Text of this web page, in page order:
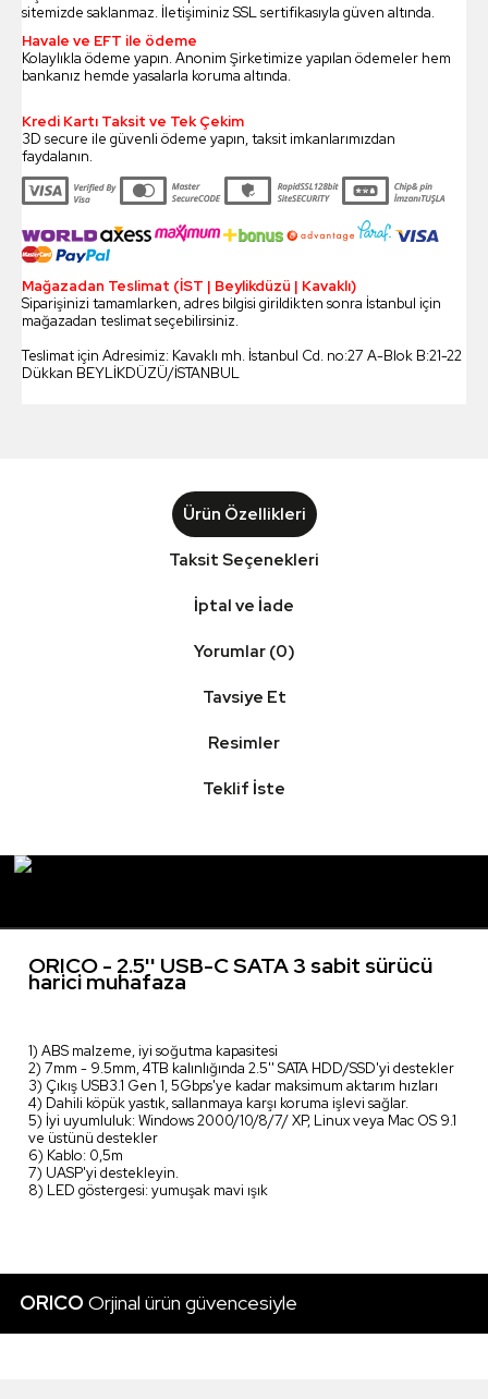
sitemizde saklanmaz. İletişiminiz SSL sertifikasıyla güven altında.
Havale ve EFT ile ödeme
Kolaylıkla ödeme yapın. Anonim Şirketimize yapılan ödemeler hem
bankanız hemde yasalarla koruma altında.
Kredi Kartı Taksit ve Tek Çekim
3D secure ile güvenli ödeme yapın, taksit imkanlarımızdan
faydalanın.
Mağazadan Teslimat (İST | Beylikdüzü | Kavaklı)
Siparişinizi tamamlarken, adres bilgisi girildikten sonra İstanbul için
mağazadan teslimat seçebilirsiniz.
Teslimat için Adresimiz: Kavaklı mh. İstanbul Cd. no:27 A-Blok B:21-22
Dükkan BEYLİKDÜZÜ/İSTANBUL
Ürün Özellikleri
Taksit Seçenekleri
İptal ve İade
Yorumlar (0)
Tavsiye Et
Resimler
Teklif İste
ORICO - 2.5'' USB-C SATA 3 sabit sürücü
harici muhafaza
1) ABS malzeme, iyi soğutma kapasitesi
2) 7mm - 9.5mm, 4TB kalınlığında 2.5'' SATA HDD/SSD'yi destekler
3) Çıkış USB3.1 Gen 1, 5Gbps'ye kadar maksimum aktarım hızları
4) Dahili köpük yastık, sallanmaya karşı koruma işlevi sağlar.
5) İyi uyumluluk: Windows 2000/10/8/7/ XP, Linux veya Mac OS 9.1
ve üstünü destekler
6) Kablo: 0,5m
7) UASP'yi destekleyin.
8) LED göstergesi: yumuşak mavi ışık
ORICO Orjinal ürün güvencesiyle